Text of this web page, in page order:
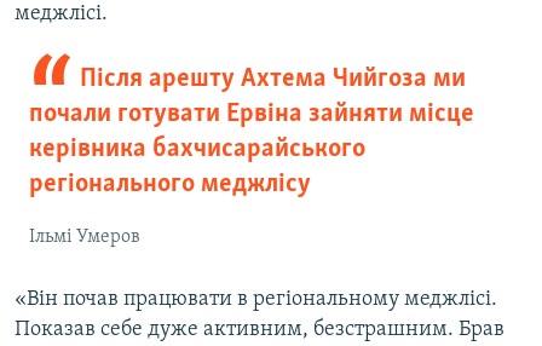
меджлісі.
Після арешту Ахтема Чийгоза ми
почали готувати Ервіна зайняти місце
керівника бахчисарайського
регіонального меджлісу
Ільмі Умеров
«Він почав працювати в регіональному меджлісі.
Показав себе дуже активним, безстрашним. Брав